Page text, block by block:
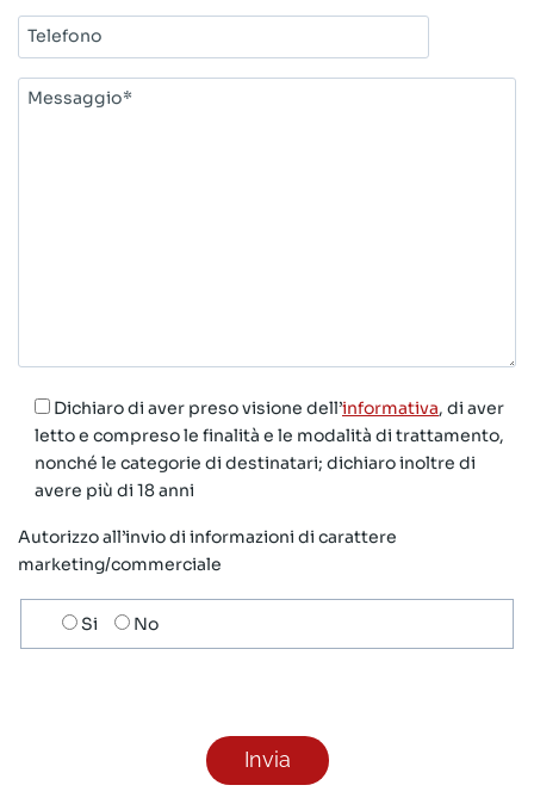
Telefono
Messaggio*
Dichiaro di aver preso visione dell’informativa, di aver
letto e compreso le finalità e le modalità di trattamento,
nonché le categorie di destinatari; dichiaro inoltre di
avere più di 18 anni
Autorizzo all’invio di informazioni di carattere
marketing/commerciale
Scelta
invio
Si No